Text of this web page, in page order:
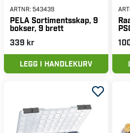
ARTNR: 543439
PELA Sortimentsskap, 9
bokser, 9 brett
339 kr
LEGG I HANDLEKURV